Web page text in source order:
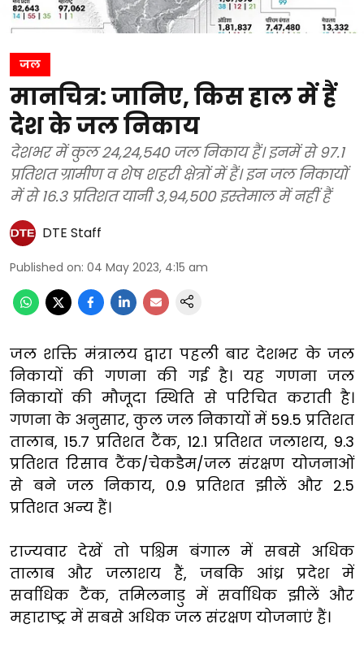
जल
मानचित्र: जानिए, किस हाल में हैं
देश के जल निकाय
देशभर में कुल 24,24,540 जल निकाय हैं। इनमें से 97.1
प्रतिशत ग्रामीण व शेष शहरी क्षेत्रों में हैं। इन जल निकायों
में से 16.3 प्रतिशत यानी 3,94,500 इस्तेमाल में नहीं हैं
DTE Staff
Published on: 04 May 2023, 4:15 am
जल शक्ति मंत्रालय द्वारा पहली बार देशभर के जल
निकायों की गणना की गई है। यह गणना जल
निकायों की मौजूदा स्थिति से परिचित कराती है।
गणना के अनुसार, कुल जल निकायों में 59.5 प्रतिशत
तालाब, 15.7 प्रतिशत टैंक, 12.1 प्रतिशत जलाशय, 9.3
प्रतिशत रिसाव टैंक/चेकडैम/जल संरक्षण योजनाओं
से बने जल निकाय, 0.9 प्रतिशत झीलें और 2.5
प्रतिशत अन्य हैं।
राज्यवार देखें तो पश्चिम बंगाल में सबसे अधिक
तालाब और जलाशय हैं, जबकि आंध्र प्रदेश में
सर्वाधिक टैंक, तमिलनाडु में सर्वाधिक झीलें और
महाराष्ट्र में सबसे अधिक जल संरक्षण योजनाएं हैं।